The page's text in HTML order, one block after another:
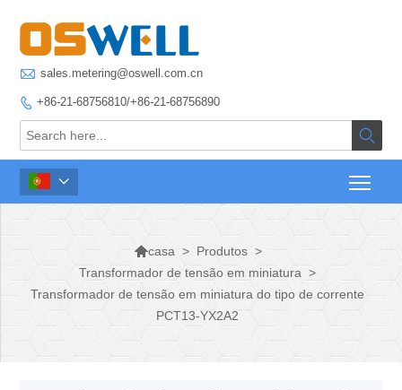
 sales.metering@oswell.com.cn
 +86-21-68756810/+86-21-68756890


casa > Produtos >
Transformador de tensão em miniatura >
Transformador de tensão em miniatura do tipo de corrente
PCT13-YX2A2